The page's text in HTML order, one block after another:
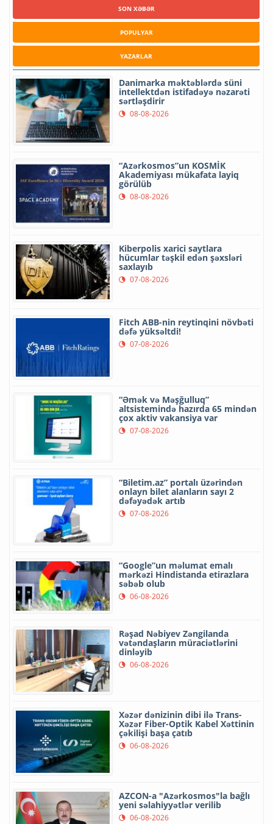
SON XƏBƏR
POPULYAR
YAZARLAR
Danimarka məktəblərdə süni
intellektdən istifadəyə nəzarəti
sərtləşdirir
08-08-2026
“Azərkosmos”un KOSMİK
Akademiyası mükafata layiq
görülüb
08-08-2026
Kiberpolis xarici saytlara
hücumlar təşkil edən şəxsləri
saxlayıb
07-08-2026
Fitch ABB-nin reytinqini növbəti
dəfə yüksəltdi!
07-08-2026
“Əmək və Məşğulluq”
altsistemində hazırda 65 mindən
çox aktiv vakansiya var
07-08-2026
“Biletim.az” portalı üzərindən
onlayn bilet alanların sayı 2
dəfəyədək artıb
07-08-2026
“Google”un məlumat emalı
mərkəzi Hindistanda etirazlara
səbəb olub
06-08-2026
Rəşad Nəbiyev Zəngilanda
vətəndaşların müraciətlərini
dinləyib
06-08-2026
Xəzər dənizinin dibi ilə Trans-
Xəzər Fiber-Optik Kabel Xəttinin
çəkilişi başa çatıb
06-08-2026
AZCON-a "Azərkosmos"la bağlı
yeni səlahiyyətlər verilib
06-08-2026